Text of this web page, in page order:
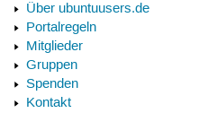
Über ubuntuusers.de
Portalregeln
Mitglieder
Gruppen
Spenden
Kontakt